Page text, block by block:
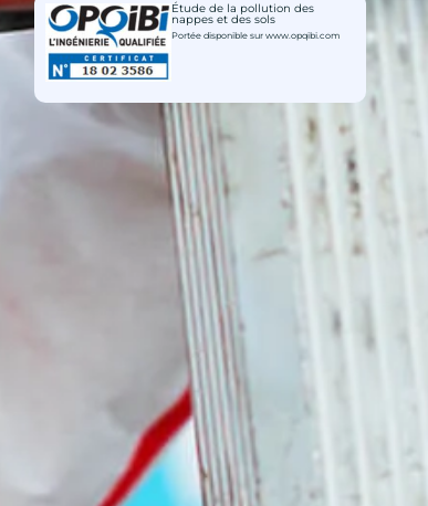
Étude de la pollution des
nappes et des sols
Portée disponible sur www.opqibi.com